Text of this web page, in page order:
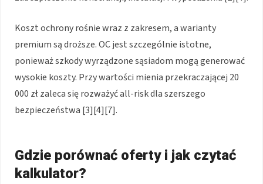
Koszt ochrony rośnie wraz z zakresem, a warianty
premium są droższe. OC jest szczególnie istotne,
ponieważ szkody wyrządzone sąsiadom mogą generować
wysokie koszty. Przy wartości mienia przekraczającej 20
000 zł zaleca się rozważyć all-risk dla szerszego
bezpieczeństwa [3][4][7].
Gdzie porównać oferty i jak czytać
kalkulator?